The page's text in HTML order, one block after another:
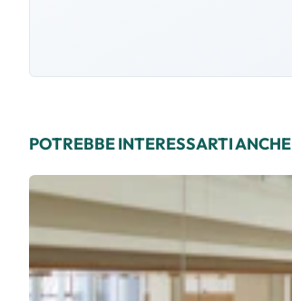
POTREBBE INTERESSARTI ANCHE